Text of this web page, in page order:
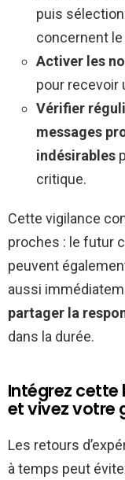
puis
concernent le
Activer les
pour recevoir
Vérifier
messages
indésirables
critique.
Cette vigilance
proches : le futur
peuvent
aussi
partager la
dans la durée.
Intégrez cette
et vivez votre
Les retours
à temps peut